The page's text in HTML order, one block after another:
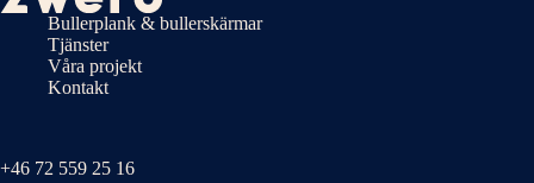
Bullerplank & bullerskärmar
Tjänster
Våra projekt
Kontakt
+46 72 559 25 16